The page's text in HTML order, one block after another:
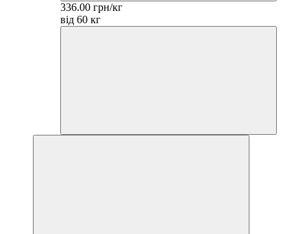
336.00 грн/кг
від 60 кг